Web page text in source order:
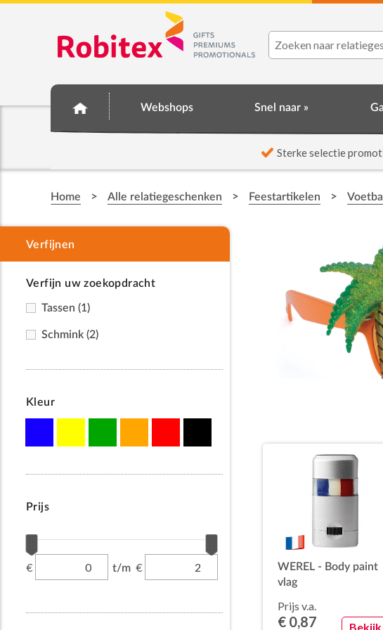
Webshops Snel naar »
Sterke selectie
Home > Alle relatiegeschenken > Feestartikelen >
Verfijn uw zoekopdracht
Tassen (1)
Schmink (2)
Kleur
Prijs
€ t/m €
WEREL - Body paint
vlag
Prijs v.a.
€ 0,87 Bekijk